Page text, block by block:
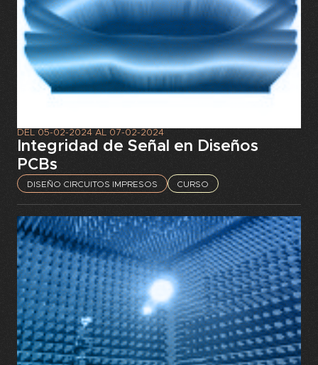
DEL 05-02-2024 AL 07-02-2024
Integridad de Señal en Diseños
PCBs
DISEÑO CIRCUITOS IMPRESOS CURSO